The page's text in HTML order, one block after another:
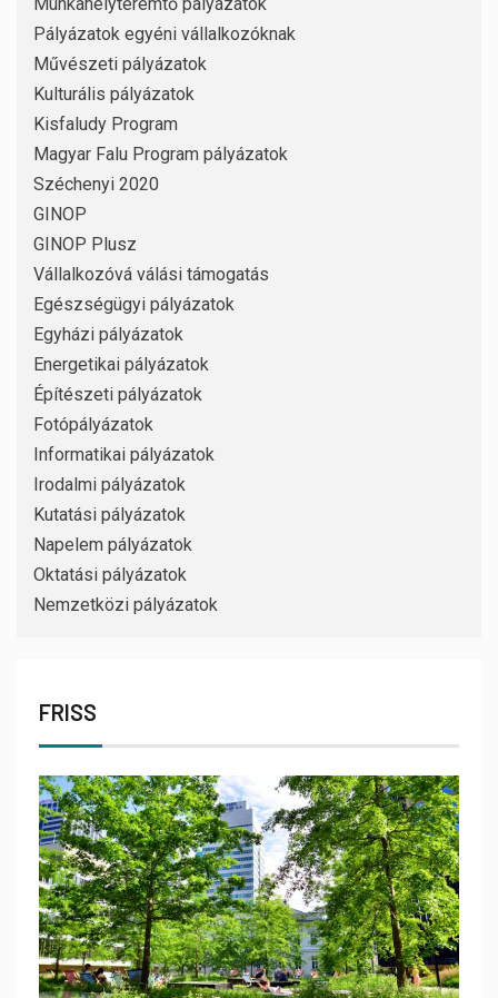
Pályázatok egyéni vállalkozóknak
Művészeti pályázatok
Kulturális pályázatok
Kisfaludy Program
Magyar Falu Program pályázatok
Széchenyi 2020
GINOP
GINOP Plusz
Vállalkozóvá válási támogatás
Egészségügyi pályázatok
Egyházi pályázatok
Energetikai pályázatok
Építészeti pályázatok
Fotópályázatok
Informatikai pályázatok
Irodalmi pályázatok
Kutatási pályázatok
Napelem pályázatok
Oktatási pályázatok
Nemzetközi pályázatok
FRISS